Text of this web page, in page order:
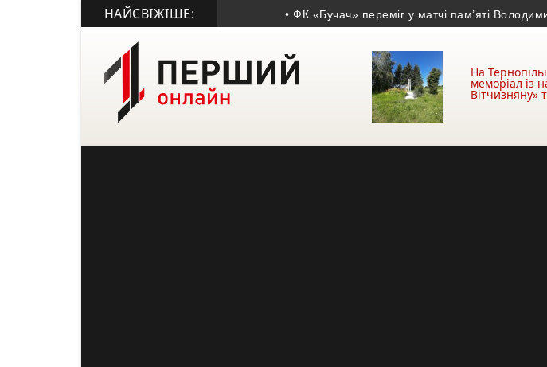
НАЙСВІЖІШЕ: • ФК «Бучач» переміг у матчі пам’яті Володимира
На
меморіал із
Вітчизняну»